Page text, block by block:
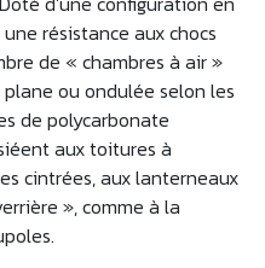
résistance aux chocs
de « chambres à air »
ou ondulée selon les
de polycarbonate
aux toitures à
cintrées, aux lanterneaux
», comme à la